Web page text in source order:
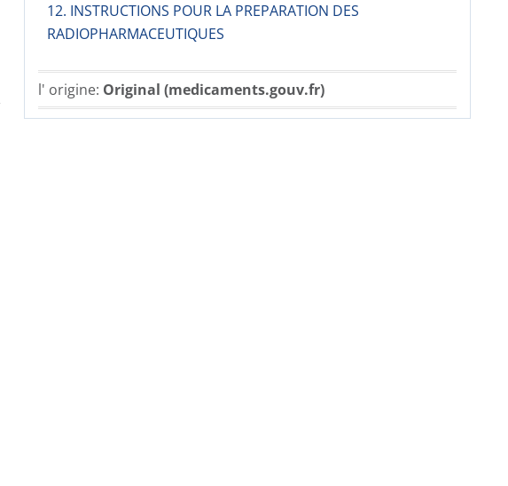
12. INSTRUCTIONS POUR LA PREPARATION DES
RADIOPHARMACE­UTIQUES
l' origine: Original (medicaments.gouv.fr)